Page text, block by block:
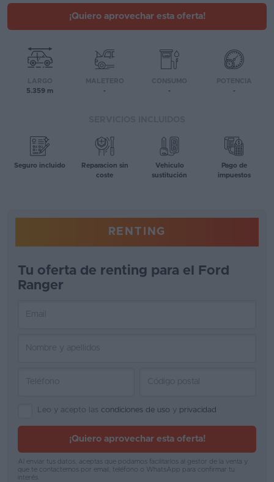
Ofertas
Asistente
opiniones
Guías
Concesionarios
coche
¡Quiero aprovechar esta oferta!
LARGO
5.359 m
MALETERO
-
CONSUMO
-
POTENCIA
-
Seguro incluido
Reparacion sin
coste
Vehiculo
sustitución
Pago de
impuestos
RENTING
Tu oferta de renting para el Ford
Ranger
Leo y acepto las condiciones de uso y privacidad
¡Quiero aprovechar esta oferta!
Al enviar tus datos, aceptas que podamos facilitarlos al gestor de la venta y
que te contactemos por email, teléfono o WhatsApp para confirmar tu
interés.